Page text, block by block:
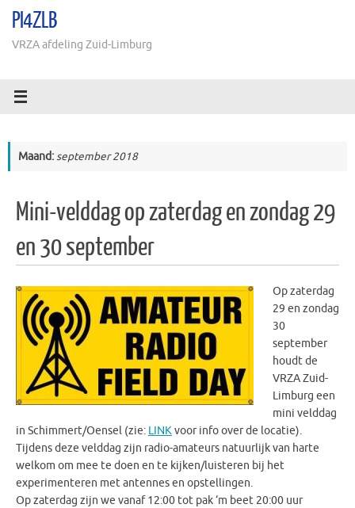
naarPI4ZLB
VRZA afdeling Zuid-Limburg
Maand:september 2018
Mini-velddag op zaterdag en zondag 29
en 30 september
Op zaterdag
29 en zondag
30
september
houdt de
VRZA Zuid-
Limburg een
mini velddag
in Schimmert/Oensel (zie: LINKvoor info over de locatie).
Tijdens deze velddag zijn radio-amateurs natuurlijk van harte
welkom om mee te doen en te kijken/luisteren bij het
experimenteren met antennes en opstellingen.
Op zaterdag zijn we vanaf 12:00 tot pak ‘m beet 20:00 uur